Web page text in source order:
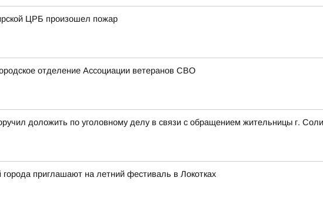
ЦРБ произошел пожар
отделение Ассоциации ветеранов СВО
доложить по уголовному делу в связи с обращением жительницы г.
приглашают на летний фестиваль в Локотках